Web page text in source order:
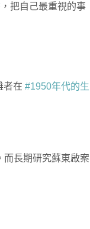
，把自己最重視的事
者在 #1950年代的生
而長期研究蘇東啟案